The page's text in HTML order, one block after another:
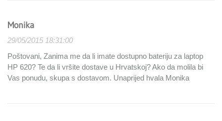
Monika
29/05/2015 18:31:00
Poštovani, Zanima me da li imate dostupno bateriju za laptop
HP 620? Te da li vršite dostave u Hrvatskoj? Ako da molila bi
Vas ponudu, skupa s dostavom. Unaprijed hvala Monika